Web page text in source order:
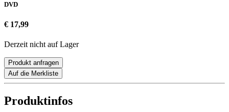
DVD
€ 17,99
Derzeit nicht auf Lager
Produkt anfragen
Auf die Merkliste
Produktinfos